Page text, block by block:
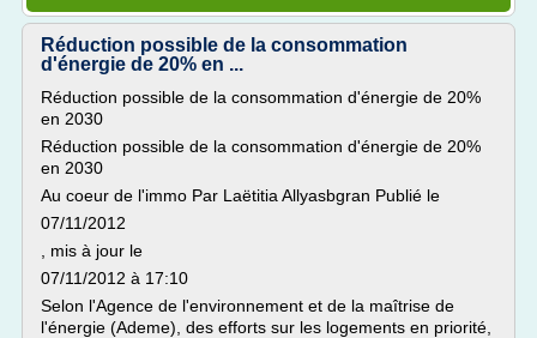
Réduction possible de la consommation
d'énergie de 20% en ...
Réduction possible de la consommation d'énergie de 20%
en 2030
Réduction possible de la consommation d'énergie de 20%
en 2030
Au coeur de l'immo Par Laëtitia Allyasbgran Publié le
07/11/2012
, mis à jour le
07/11/2012 à 17:10
Selon l'Agence de l'environnement et de la maîtrise de
l'énergie (Ademe), des efforts sur les logements en priorité,